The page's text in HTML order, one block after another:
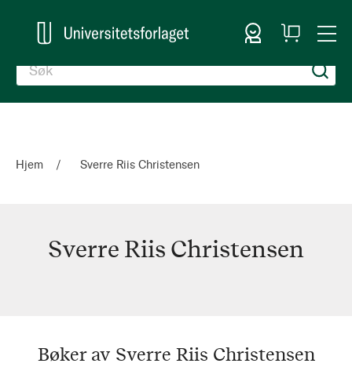
Logg inn
Handlekurv
Hjem Sverre Riis Christensen
Sverre Riis Christensen
Christensen
Bøker av Sverre Riis Christensen